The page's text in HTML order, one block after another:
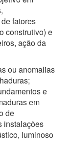
fatores
construtivo) e
ação da
ou anomalias
e
em
de
instalações
luminoso